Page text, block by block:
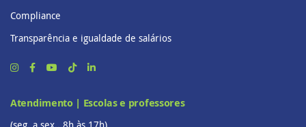
Compliance
Transparência e igualdade de salários
Atendimento | Escolas e professores